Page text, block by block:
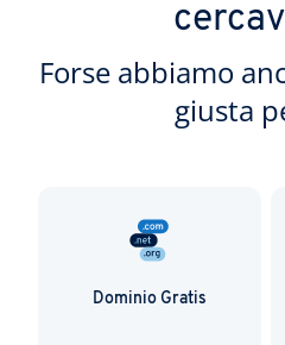
Forse abbiamo
giusta
Dominio Gratis